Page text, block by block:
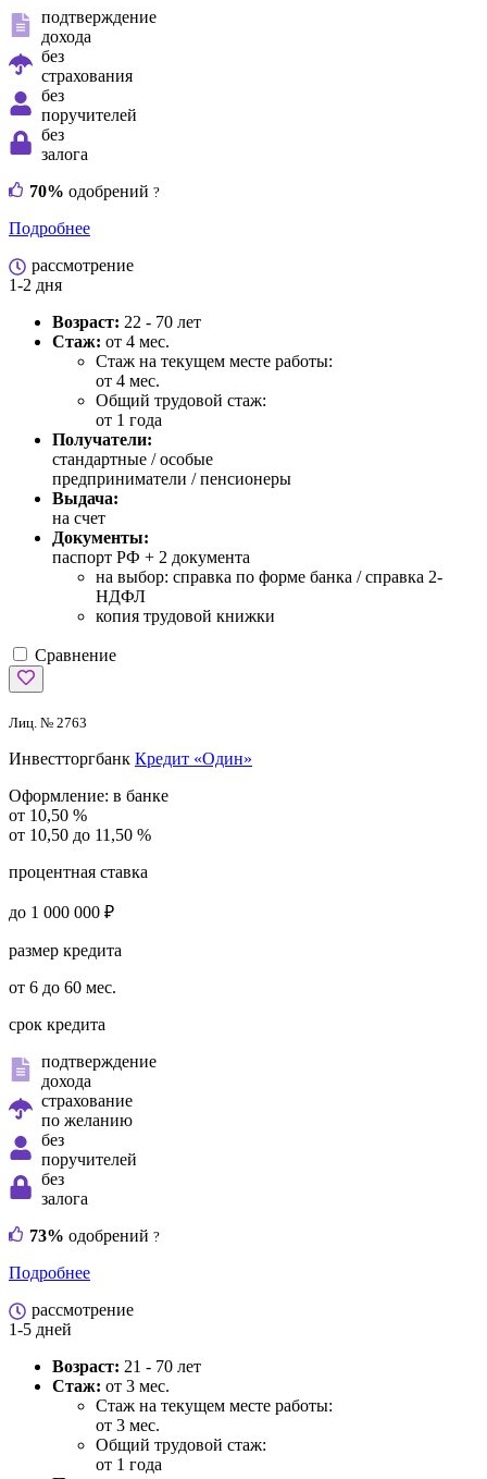
подтверждение
дохода
без
страхования
без
поручителей
без
залога
70% одобрений ?
Подробнее
рассмотрение
1-2 дня
Возраст: 22 - 70 лет
Стаж: от 4 мес.
Стаж на текущем месте работы:
от 4 мес.
Общий трудовой стаж:
от 1 года
Получатели:
стандартные /особые
предприниматели / пенсионеры
Выдача:
на счет
Документы:
паспорт РФ + 2 документа
на выбор: справка по форме банка / справка 2-
НДФЛ
копия трудовой книжки
Сравнение
Лиц. № 2763
Инвестторгбанк Кредит «Один»
Оформление: в банке
от 10,50 %
от 10,50 до 11,50 %
процентная ставка
до 1 000 000 ₽
размер кредита
от 6 до 60 мес.
срок кредита
подтверждение
дохода
страхование
по желанию
без
поручителей
без
залога
73% одобрений ?
Подробнее
рассмотрение
1-5 дней
Возраст: 21 - 70 лет
Стаж: от 3 мес.
Стаж на текущем месте работы:
от 3 мес.
Общий трудовой стаж:
от 1 года